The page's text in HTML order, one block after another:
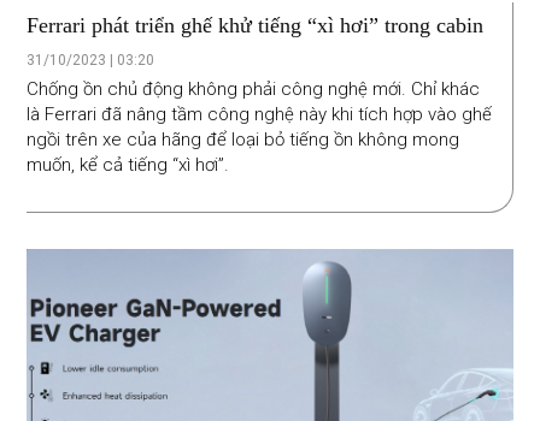
Ferrari phát triển ghế khử tiếng “xì hơi” trong cabin
31/10/2023 | 03:20
Chống ồn chủ động không phải công nghệ mới. Chỉ khác
là Ferrari đã nâng tầm công nghệ này khi tích hợp vào ghế
ngồi trên xe của hãng để loại bỏ tiếng ồn không mong
muốn, kể cả tiếng “xì hơi”.